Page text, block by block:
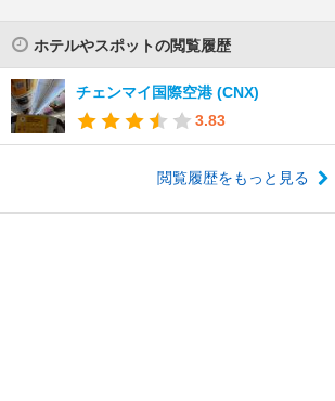
ホテルやスポットの閲覧履歴
チェンマイ国際空港 (CNX)
3.83
閲覧履歴をもっと見る